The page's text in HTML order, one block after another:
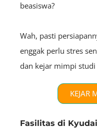
beasiswa?
Wah, pasti
enggak perlu stres
dan kejar mimpi studi
KEJAR
Fasilitas di Kyudai